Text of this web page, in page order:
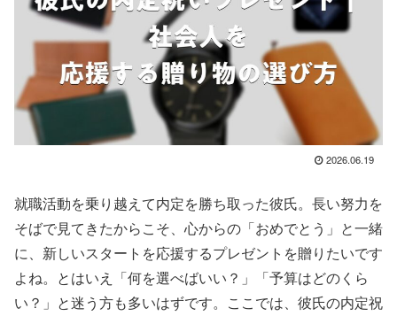
2026.06.19
就職活動を乗り越えて内定を勝ち取った彼氏。長い努力を
そばで見てきたからこそ、心からの「おめでとう」と一緒
に、新しいスタートを応援するプレゼントを贈りたいです
よね。とはいえ「何を選べばいい？」「予算はどのくら
い？」と迷う方も多いはずです。ここでは、彼氏の内定祝